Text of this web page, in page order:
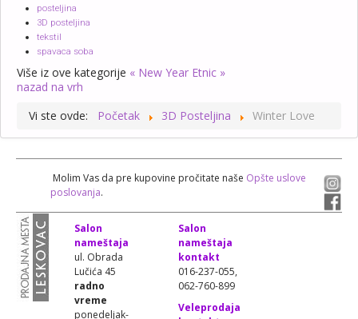
posteljina
3D posteljina
tekstil
spavaca soba
Više iz ove kategorije « New Year Etnic »
nazad na vrh
Vi ste ovde:
Početak 3D Posteljina Winter Love
Molim Vas da pre kupovine pročitate naše Opšte uslove
poslovanja.
Salon
nameštaja
ul. Obrada
Lučića 45
radno
vreme
ponedeljak-
Salon
nameštaja
kontakt
016-237-055,
062-760-899
Veleprodaja